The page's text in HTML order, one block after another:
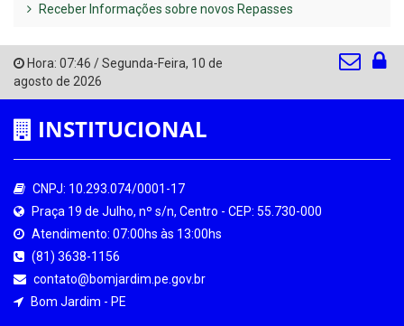
Receber Informações sobre novos Repasses
Hora: 07:46 /Segunda-Feira, 10 de
agosto de 2026
INSTITUCIONAL
CNPJ: 10.293.074/0001-17
Praça 19 de Julho, nº s/n, Centro - CEP: 55.730-000
Atendimento: 07:00hs às 13:00hs
(81) 3638-1156
contato@bomjardim.pe.gov.br
Bom Jardim - PE